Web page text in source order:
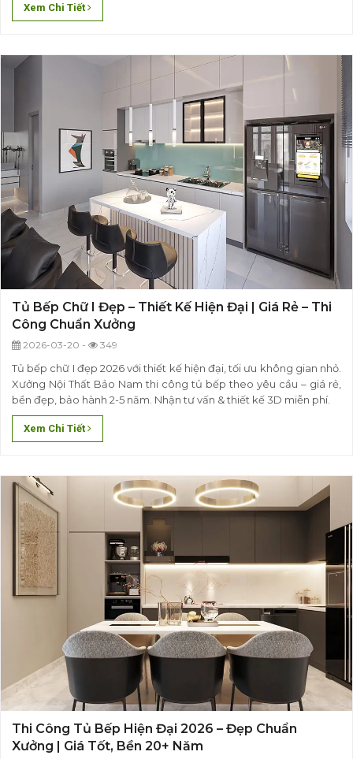
Xem Chi Tiết
Tủ Bếp Chữ I Đẹp – Thiết Kế Hiện Đại | Giá Rẻ – Thi
Công Chuẩn Xưởng
2026-03-20 - 349
Tủ bếp chữ I đẹp 2026 với thiết kế hiện đại, tối ưu không gian nhỏ.
Xưởng Nội Thất Bảo Nam thi công tủ bếp theo yêu cầu – giá rẻ,
bền đẹp, bảo hành 2-5 năm. Nhận tư vấn & thiết kế 3D miễn phí.
Xem Chi Tiết
Thi Công Tủ Bếp Hiện Đại 2026 – Đẹp Chuẩn
Xưởng | Giá Tốt, Bền 20+ Năm